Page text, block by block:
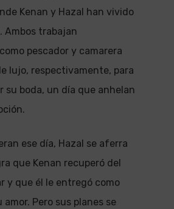
Kenan y Hazal han vivido
Ambos trabajan
pescador y camarera
lujo, respectivamente, para
su boda, un día que anhelan
ese día, Hazal se aferra
que Kenan recuperó del
y que él le entregó como
amor. Pero sus planes se